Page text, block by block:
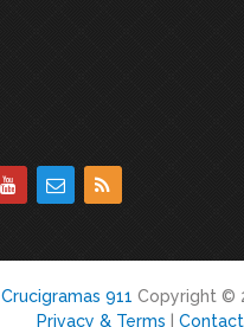
Crucigramas 911 Copyright ©
Privacy & Terms |Contact